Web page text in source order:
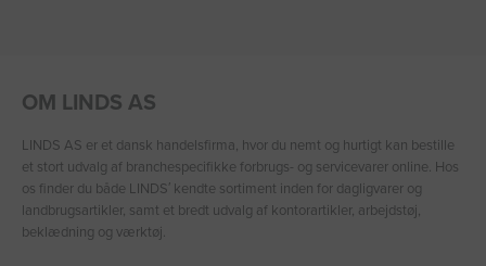
OM LINDS AS
LINDS AS er et dansk handelsfirma, hvor du nemt og hurtigt kan bestille
et stort udvalg af branchespecifikke forbrugs- og servicevarer online. Hos
os finder du både LINDS′ kendte sortiment inden for dagligvarer og
landbrugsartikler, samt et bredt udvalg af kontorartikler, arbejdstøj,
beklædning og værktøj.